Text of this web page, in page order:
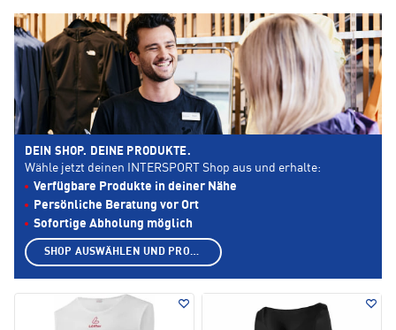
DEIN SHOP. DEINE PRODUKTE.
Wähle jetzt deinen INTERSPORT Shop aus und erhalte:
Verfügbare Produkte in deiner Nähe
Persönliche Beratung vor Ort
Sofortige Abholung möglich
SHOP AUSWÄHLEN UND PRODUKTE ANZEIGEN